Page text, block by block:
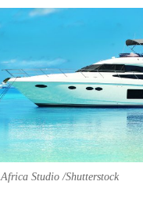
Africa Studio /Shutterstock